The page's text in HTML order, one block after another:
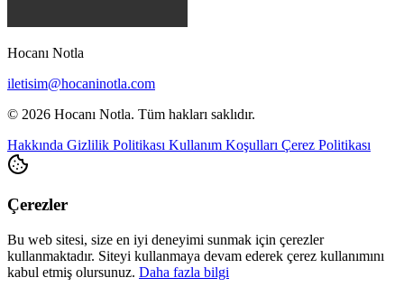
Hocanı Notla
iletisim@hocaninotla.com
© 2026 Hocanı Notla. Tüm hakları saklıdır.
Hakkında Gizlilik Politikası Kullanım Koşulları Çerez Politikası
Çerezler
Bu web sitesi, size en iyi deneyimi sunmak için çerezler
kullanmaktadır. Siteyi kullanmaya devam ederek çerez kullanımını
kabul etmiş olursunuz. Daha fazla bilgi